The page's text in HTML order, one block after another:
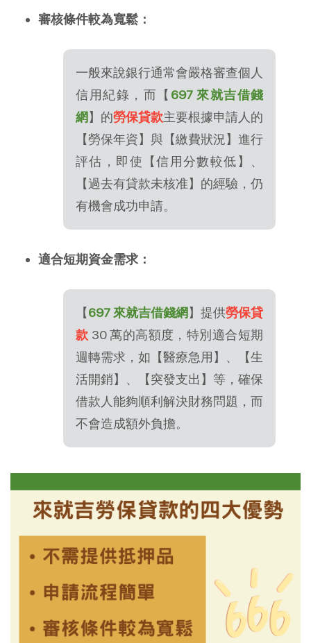
審核條件較為寬鬆：
一般來說銀行通常會嚴格審查個人
信用紀錄，而【 697 來就吉借錢
網 】的勞保貸款主要根據申請人的
【勞保年資】與【繳費狀況】進行
評估，即使【信用分數較低】、
【過去有貸款未核准】的經驗，仍
有機會成功申請。
適合短期資金需求：
【697 來就吉借錢網 】提供勞保貸
款 30 萬的高額度，特別適合短期
週轉需求，如【醫療急用】、【生
活開銷】、【突發支出】等，確保
借款人能夠順利解決財務問題，而
不會造成額外負擔。